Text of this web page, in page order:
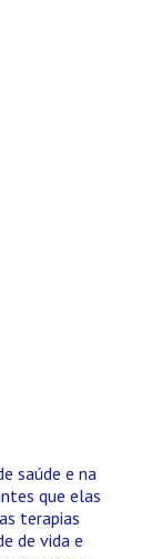
saúde e na
que elas
terapias
de vida e